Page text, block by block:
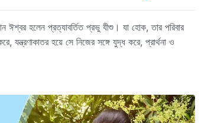
হলেন প্রত্যাবর্তিত প্রভু যীশু। যা হোক, তার পরিবার
হয়ে সে নিজের সঙ্গে যুদ্ধ করে, প্রার্থনা ও